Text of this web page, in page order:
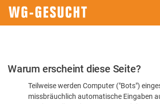
Bitte
Warum erscheint diese Seite?
Teilweise werden Computer ("Bots")
missbräuchlich automatische Eingaben